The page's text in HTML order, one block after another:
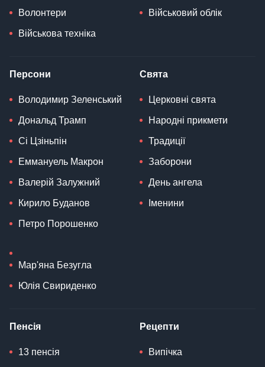
Волонтери
Військова техніка
Військовий облік
Персони
Володимир Зеленський
Дональд Трамп
Сі Цзіньпін
Еммануель Макрон
Валерій Залужний
Кирило Буданов
Петро Порошенко
Мар'яна Безугла
Юлія Свириденко
Свята
Церковні свята
Народні прикмети
Традиції
Заборони
День ангела
Іменини
Пенсія
13 пенсія
Рецепти
Випічка